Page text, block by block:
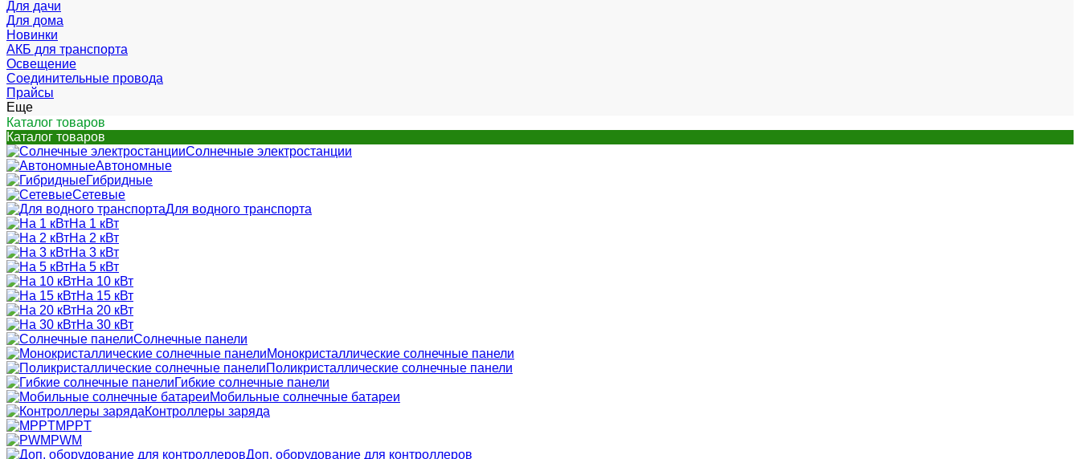
Для дачи
Для дома
Новинки
АКБ для транспорта
Освещение
Соединительные провода
Прайсы
Еще
Каталог товаров
Каталог товаров
Солнечные электростанции
Автономные
Гибридные
Сетевые
Для водного транспорта
На 1 кВт
На 2 кВт
На 3 кВт
На 5 кВт
На 10 кВт
На 15 кВт
На 20 кВт
На 30 кВт
Солнечные панели
Монокристаллические солнечные панели
Поликристаллические солнечные панели
Гибкие солнечные панели
Мобильные солнечные батареи
Контроллеры заряда
MPPT
PWM
Доп. оборудование для контроллеров